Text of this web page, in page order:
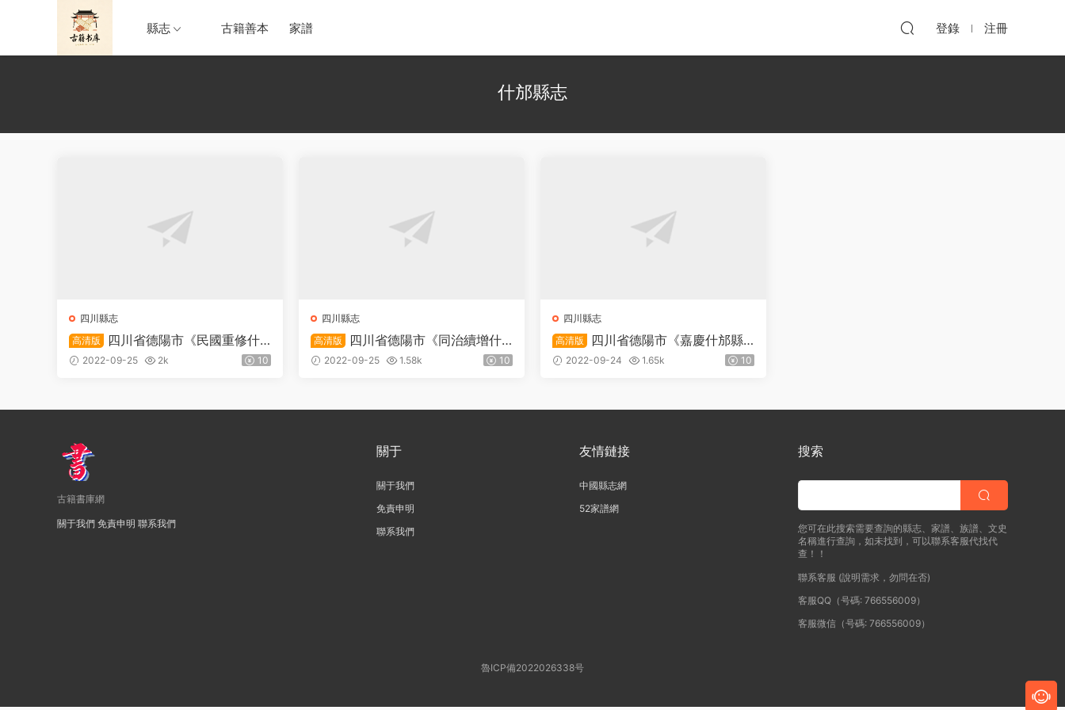
縣志 古籍善本 家譜 登錄 注冊
什邡縣志
四川縣志
高清版
四川省德陽市《民國重修什
邡縣志》十卷 王文照修 曾慶奎 吳江
2022-09-25 2k 10
四川縣志
高清版
四川省德陽市《同治續增什
邡縣志》五十四卷 清傅華桂修 王玺
2022-09-25 1.58k 10
四川縣志
高清版
四川省德陽市《嘉慶什邡縣
志》五十四卷 清紀大奎修 林時春纂
2022-09-24 1.65k 10
古籍書庫網
關于我們 免責申明 聯系我們
關于
關于我們
免責申明
聯系我們
友情鏈接
中國縣志網
52家譜網
搜索
您可在此搜索需要查詢的縣志、家譜、族譜、文史
名稱進行查詢，如未找到，可以聯系客服代找代
查！！
聯系客服 (說明需求，勿問在否)
客服QQ（号碼: 766556009）
客服微信（号碼: 766556009）
魯ICP備2022026338号